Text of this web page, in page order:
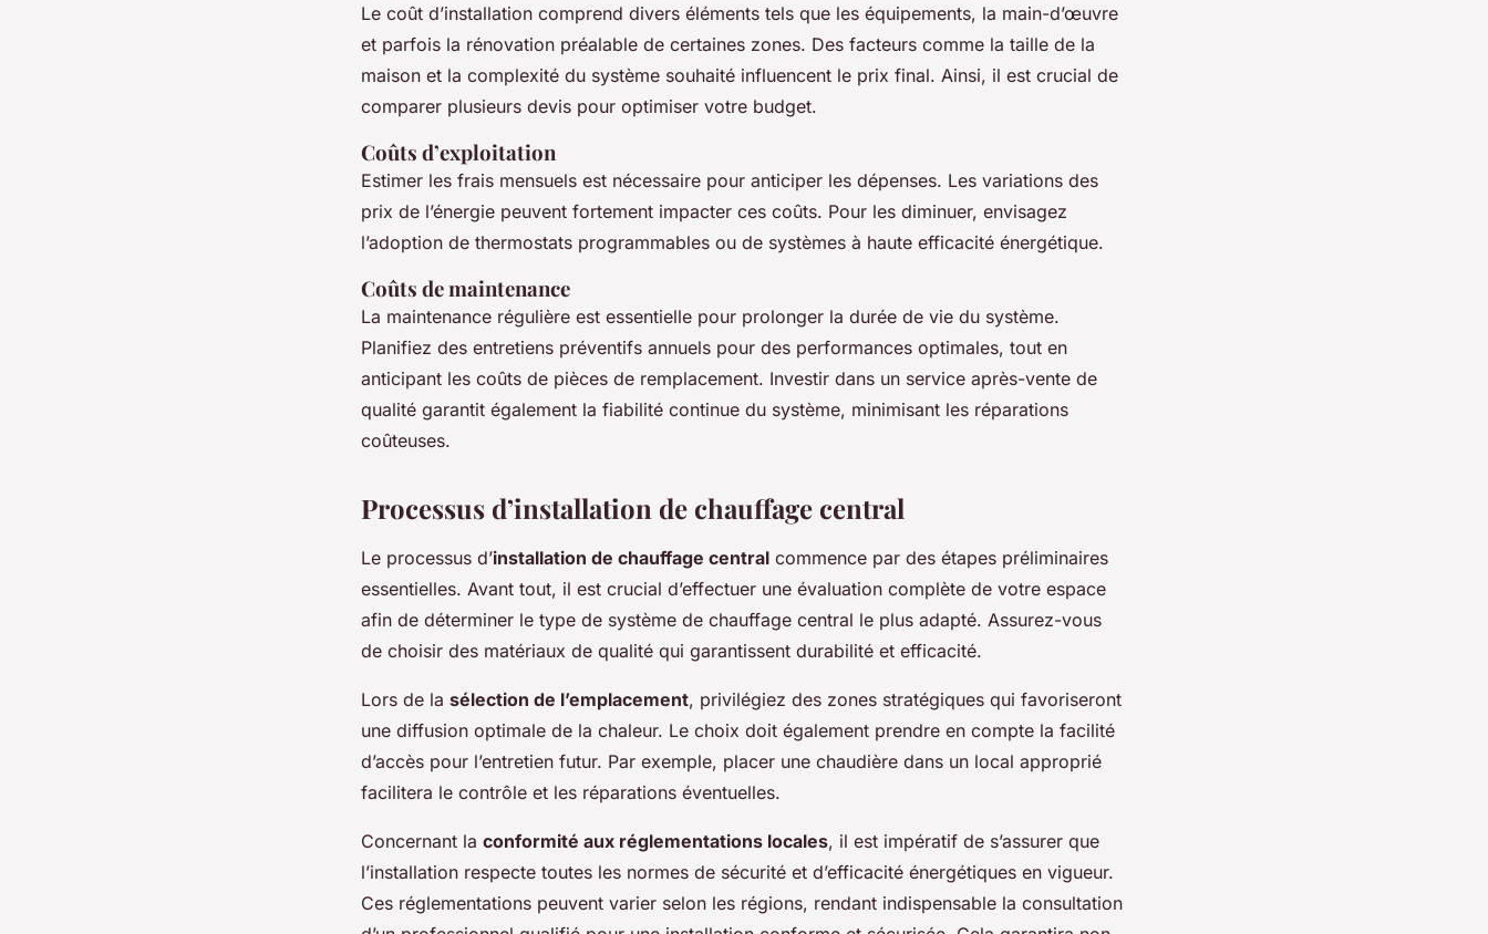
Le coût d’installation comprend divers éléments tels que les équipements, la main-d’œuvre
et parfois la rénovation préalable de certaines zones. Des facteurs comme la taille de la
maison et la complexité du système souhaité influencent le prix final. Ainsi, il est crucial de
comparer plusieurs devis pour optimiser votre budget.
Coûts d’exploitation
Estimer les frais mensuels est nécessaire pour anticiper les dépenses. Les variations des
prix de l’énergie peuvent fortement impacter ces coûts. Pour les diminuer, envisagez
l’adoption de thermostats programmables ou de systèmes à haute efficacité énergétique.
Coûts de maintenance
La maintenance régulière est essentielle pour prolonger la durée de vie du système.
Planifiez des entretiens préventifs annuels pour des performances optimales, tout en
anticipant les coûts de pièces de remplacement. Investir dans un service après-vente de
qualité garantit également la fiabilité continue du système, minimisant les réparations
coûteuses.
Processus d’installation de chauffage central
Le processus d’installation de chauffage central commence par des étapes préliminaires
essentielles. Avant tout, il est crucial d’effectuer une évaluation complète de votre espace
afin de déterminer le type de système de chauffage central le plus adapté. Assurez-vous
de choisir des matériaux de qualité qui garantissent durabilité et efficacité.
Lors de la sélection de l’emplacement, privilégiez des zones stratégiques qui favoriseront
une diffusion optimale de la chaleur. Le choix doit également prendre en compte la facilité
d’accès pour l’entretien futur. Par exemple, placer une chaudière dans un local approprié
facilitera le contrôle et les réparations éventuelles.
Concernant la conformité aux réglementations locales, il est impératif de s’assurer que
l’installation respecte toutes les normes de sécurité et d’efficacité énergétiques en vigueur.
Ces réglementations peuvent varier selon les régions, rendant indispensable la consultation